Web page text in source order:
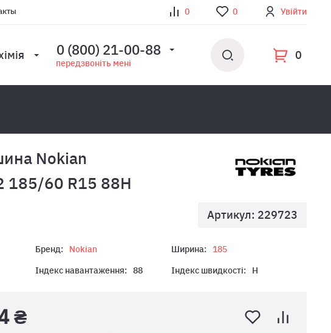
0 0 Увійти
0 (800) 21-00-88
передзвоніть мені
0
Nokian
185/60 R15 88H
Артикул: 229723
Бренд: Nokian Ширина:
185
Індекс навантаження: 88 Індекс швидкості: H
₴